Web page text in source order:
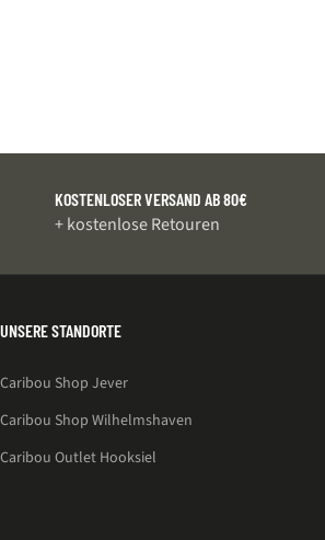
KOSTENLOSER VERSAND AB 80€
+ kostenlose Retouren
UNSERE STANDORTE
Caribou Shop Jever
Caribou Shop Wilhelmshaven
Caribou Outlet Hooksiel